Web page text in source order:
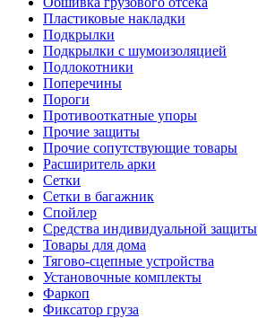
Пластиковые накладки
Подкрылки
Подкрылки с шумоизоляцией
Подлокотники
Поперечины
Пороги
Противооткатные упоры
Прочие защиты
Прочие сопутствующие товары
Расширитель арки
Сетки
Сетки в багажник
Спойлер
Средства индивидуальной защиты
Товары для дома
Тягово-сцепные устройства
Установочные комплекты
Фаркоп
Фиксатор груза